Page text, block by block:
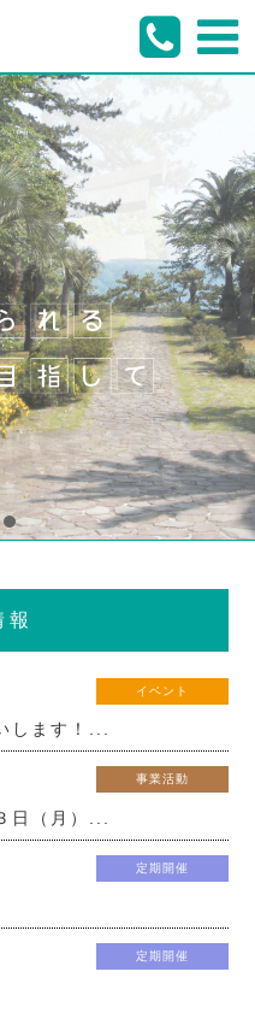
報
イベント
します！...
事業活動
日（月）...
定期開催
定期開催